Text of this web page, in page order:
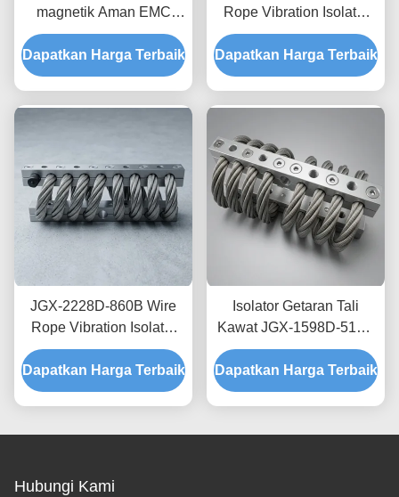
magnetik Aman EMC
JGX-2228D-665B
Dudukan Disipasi Kejut
Sementara untuk
Dapatkan Harga Terbaik
Rope Vibration Isolator
Stainless Steel Long
Service Life Absorber
kejut industri
Dapatkan Harga Terbaik
JGX-2228D-860B Wire
Rope Vibration Isolator
Rapid Prototyping Quick
Assembly Disesuaikan
Shock Mount
Dapatkan Harga Terbaik
Isolator Getaran Tali
Kawat JGX-1598D-515B
Menyediakan Kapasitas
Beban Terukur dan
Isolasi Kebisingan yang
Dapatkan Harga Terbaik
Hubungi Kami